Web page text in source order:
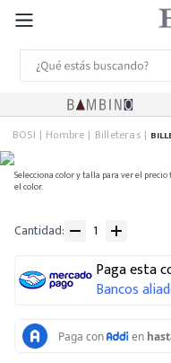
BOSI Hombre Billeteras
Selecciona color y talla para ver el
el color.
Cantidad
Paga esta
Bancos